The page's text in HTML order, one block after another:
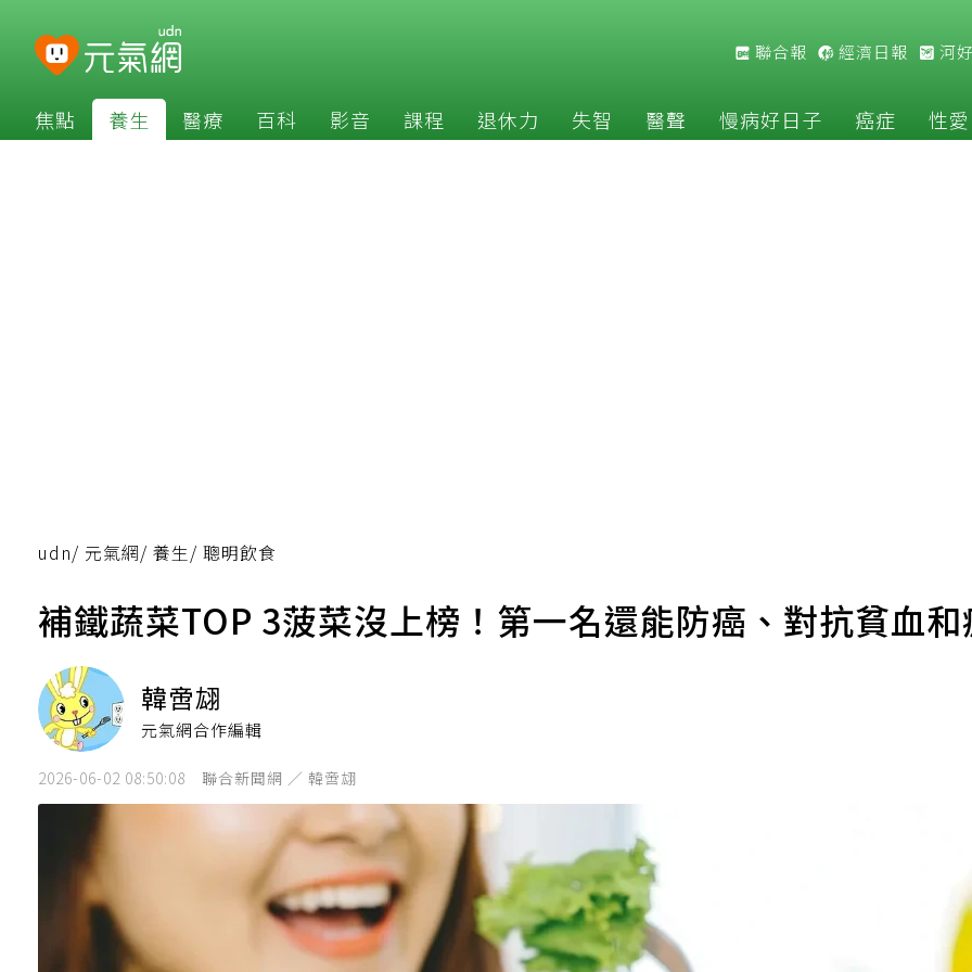
聯合報 經濟日報 河
焦點 養生 醫療 百科 影音 課程 退休力 失智 醫聲 慢病好日子 癌症 性愛
udn/ 元氣網/ 養生/ 聰明飲食
補鐵蔬菜TOP 3菠菜沒上榜！第一名還能防癌、對抗貧血
韓啻翃
元氣網合作編輯
2026-06-02 08:50:08 聯合新聞網 ／ 韓啻翃